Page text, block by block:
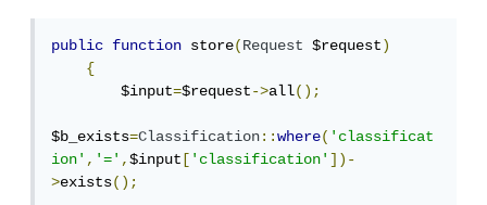
public function store(Request $request)
{
        $input
=$request->all();
$b_exists=Classification::where('classificat
ion','=',$input ['classification'])-
>exists();